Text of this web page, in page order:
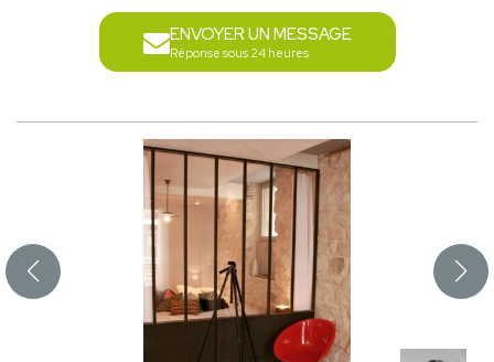
ENVOYER UN MESSAGE
Réponse sous 24 heures